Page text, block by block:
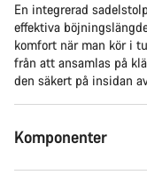
En integrerad
effektiva
komfort när man kör i
från att ansamlas på
den säkert på insidan
Komponenter
Behöver du